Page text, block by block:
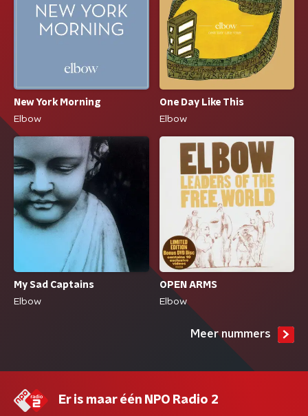
New York Morning
Elbow
One Day Like This
Elbow
My Sad Captains
Elbow
OPEN ARMS
Elbow
Meer nummers
Er is maar één NPO Radio 2